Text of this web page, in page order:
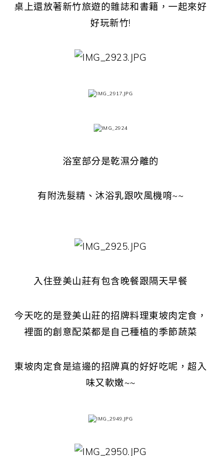
桌上還放著新竹旅遊的雜誌和書籍，一起來好
好玩新竹!
浴室部分是乾濕分離的
有附洗髮精、沐浴乳跟吹風機唷~~
入住登美山莊有包含晚餐跟隔天早餐
今天吃的是登美山莊的招牌料理東坡肉定食，
裡面的創意配菜都是自己種植的季節蔬菜
東坡肉定食是這邊的招牌真的好好吃呢，超入
味又軟嫩~~